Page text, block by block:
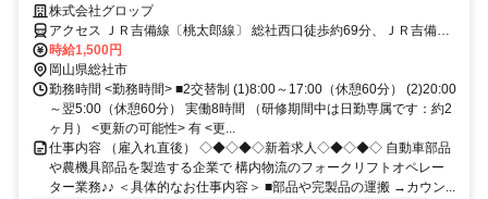
場でのフォークリフトオペレーター◎
株式会社グロップ
アクセス ＪＲ吉備線〔桃太郎線〕 総社西口徒歩約69分、ＪＲ吉備線
〔桃太郎線〕 総社西口徒歩約69分、ＪＲ吉備線〔桃太郎線〕 総社西
口徒歩約69分 総社駅から車で約10分
時給1,500円
岡山県総社市
勤務時間 <勤務時間> ■2交替制 (1)8:00～17:00（休憩60分） (2)20:00
～翌5:00（休憩60分） 実働8時間 （研修期間中は日勤専属です：約2
ヶ月） <更新の可能性> 有 <更...
仕事内容 （雇入れ直後） ◇◆◇◆◇新着求人◇◆◇◆◇ 自動車部品
や農機具部品を製造する企業で 構内物流のフォークリフトオペレー
ター業務♪♪ ＜具体的なお仕事内容＞ ■部品や完製品の運搬 →カウン...